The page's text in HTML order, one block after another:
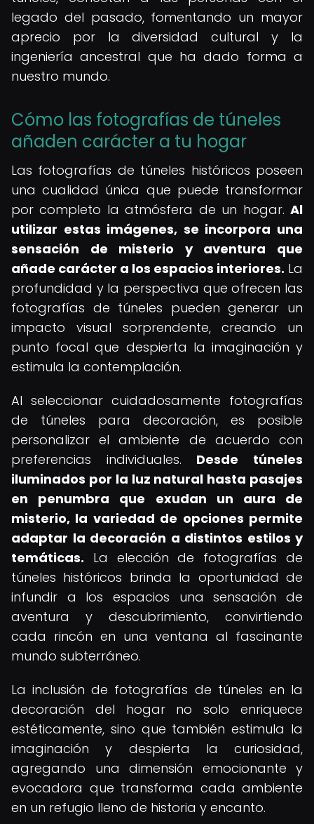
legado del pasado, fomentando un mayor
aprecio por la diversidad cultural y la
ingeniería ancestral que ha dado forma a
nuestro mundo.
Cómo las fotografías de túneles
añaden carácter a tu hogar
Las fotografías de túneles históricos poseen
una cualidad única que puede transformar
por completo la atmósfera de un hogar. Al
utilizar estas imágenes, se incorpora una
sensación de misterio y aventura que
añade carácter a los espacios interiores. La
profundidad y la perspectiva que ofrecen las
fotografías de túneles pueden generar un
impacto visual sorprendente, creando un
punto focal que despierta la imaginación y
estimula la contemplación.
Al seleccionar cuidadosamente fotografías
de túneles para decoración, es posible
personalizar el ambiente de acuerdo con
preferencias individuales. Desde túneles
iluminados por la luz natural hasta pasajes
en penumbra que exudan un aura de
misterio, la variedad de opciones permite
adaptar la decoración a distintos estilos y
temáticas. La elección de fotografías de
túneles históricos brinda la oportunidad de
infundir a los espacios una sensación de
aventura y descubrimiento, convirtiendo
cada rincón en una ventana al fascinante
mundo subterráneo.
La inclusión de fotografías de túneles en la
decoración del hogar no solo enriquece
estéticamente, sino que también estimula la
imaginación y despierta la curiosidad,
agregando una dimensión emocionante y
evocadora que transforma cada ambiente
en un refugio lleno de historia y encanto.